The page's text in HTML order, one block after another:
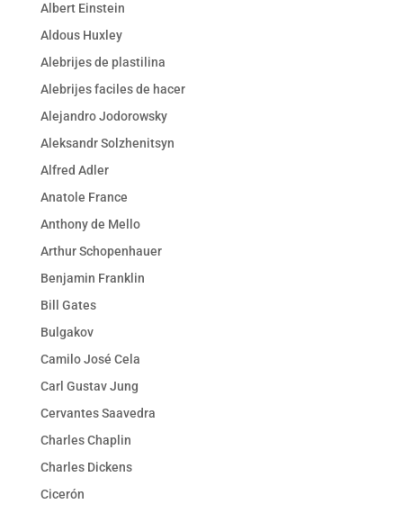
Albert Einstein
Aldous Huxley
Alebrijes de plastilina
Alebrijes faciles de hacer
Alejandro Jodorowsky
Aleksandr Solzhenitsyn
Alfred Adler
Anatole France
Anthony de Mello
Arthur Schopenhauer
Benjamin Franklin
Bill Gates
Bulgakov
Camilo José Cela
Carl Gustav Jung
Cervantes Saavedra
Charles Chaplin
Charles Dickens
Cicerón